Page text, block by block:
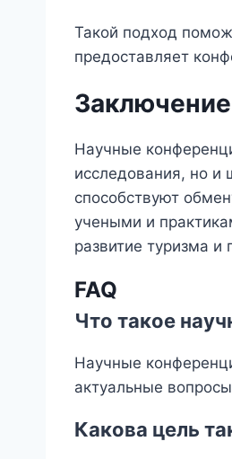
Такой подход
предоставляет
Заключение
Научные
исследования, но и
способствуют
учеными и
развитие туризма и
FAQ
Что такое
Научные
актуальные
Какова цель